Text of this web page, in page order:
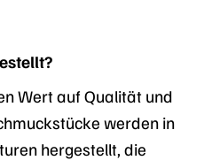
Wert auf Qualität und
werden in
hergestellt, die